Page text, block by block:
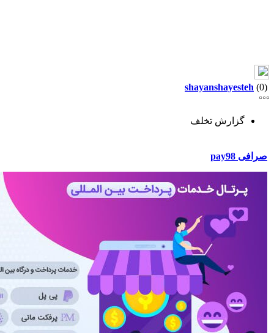
shayanshayesteh (0)
گزارش تخلف
صرافی pay98